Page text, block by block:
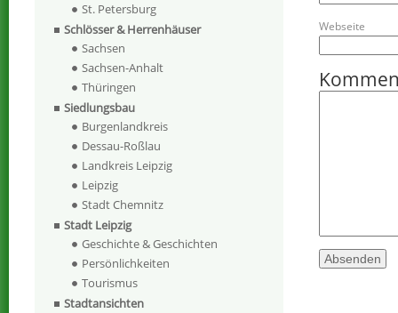
Webseite
St. Petersburg
Schlösser & Herrenhäuser
Sachsen
Sachsen-Anhalt
Thüringen
Siedlungsbau
Burgenlandkreis
Dessau-Roßlau
Landkreis Leipzig
Leipzig
Stadt Chemnitz
Stadt Leipzig
Geschichte & Geschichten
Persönlichkeiten
Tourismus
Stadtansichten